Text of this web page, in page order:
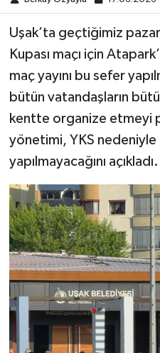
Uşak’ta geçtiğimiz
Kupası maçı için
maç yayını bu sefer
bütün vatandaşların
kentte organize etmeyi
yönetimi, YKS nedeniyle
yapılmayacağını açıkladı.